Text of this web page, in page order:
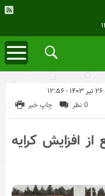
چاپ خبر 0 نظر
اجرای ماده ۱۲ مانع از افزایش کرایه